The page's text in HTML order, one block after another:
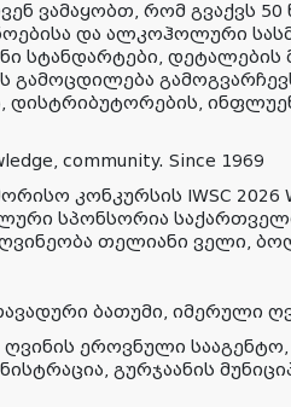
ვამაყობთ, რომ გვაქვს
და ალკოჰოლური
სტანდარტები,
დისტრიბუტორების,
community. Since 1969
კონკურსის IWSC 2026
სპონსორია
თელიანი ველი,
ბათუმი, იმერული
ღვინის ეროვნული
გურჯაანის